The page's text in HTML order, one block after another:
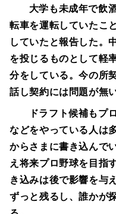
大学も未成年で飲
転車を運転していたこ
していたと報告した。
を投じるものとして軽
分をしている。今の所
話し契約には問題が無
ドラフト候補もプ
などをやっている人は
からさまに書き込んで
え将来プロ野球を目指
き込みは後で影響を与
ずっと残るし、誰かが